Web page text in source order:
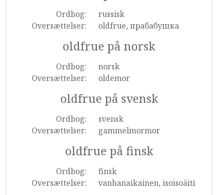
Ordbog:
russisk
Oversættelser:
oldfrue, прабабушка
oldfrue på norsk
Ordbog:
norsk
Oversættelser:
oldemor
oldfrue på svensk
Ordbog:
svensk
Oversættelser:
gammelmormor
oldfrue på finsk
Ordbog:
finsk
Oversættelser:
vanhanaikainen, isoisoäiti